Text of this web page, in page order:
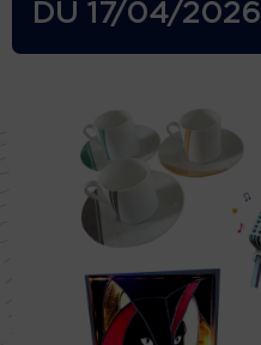
DU 17/04/2026